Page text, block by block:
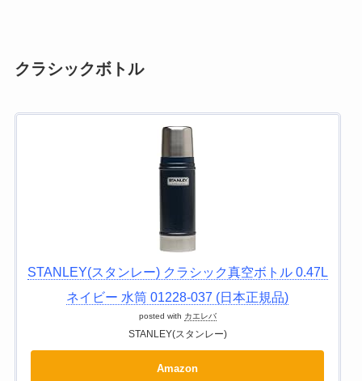
クラシックボトル
STANLEY(スタンレー) クラシック真空ボトル 0.47L
ネイビー 水筒 01228-037 (日本正規品)
posted with カエレバ
STANLEY(スタンレー)
Amazon